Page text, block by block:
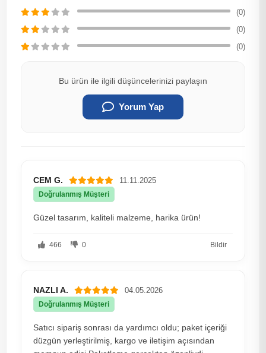
(0)
(0)
(0)
Bu ürün ile ilgili düşüncelerinizi paylaşın
Yorum Yap
CEM G. 11.11.2025
Doğrulanmış Müşteri
Güzel tasarım, kaliteli malzeme, harika ürün!
466 0 Bildir
NAZLI A. 04.05.2026
Doğrulanmış Müşteri
Satıcı sipariş sonrası da yardımcı oldu; paket içeriği
düzgün yerleştirilmiş, kargo ve iletişim açısından